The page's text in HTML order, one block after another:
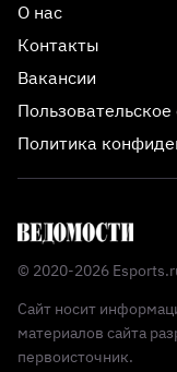
О нас
Контакты
Вакансии
Политика
© 2020-2026
Сайт носит
материалов сайта
первоисточник.